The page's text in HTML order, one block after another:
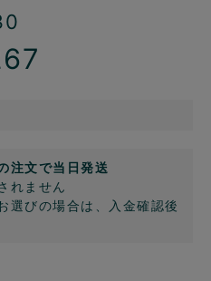
注文で当日発送
れません
選びの場合は、入金確認後